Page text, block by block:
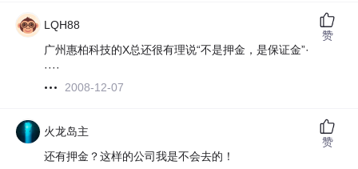
LQH88
广州惠柏科技的X总还很有理说“不是押金，是保证金”·
····
2008-12-07
赞
火龙岛主
还有押金？这样的公司我是不会去的！
赞